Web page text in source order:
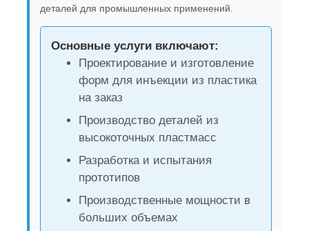
деталей для промышленных применений.
Основные услуги включают:
Проектирование и изготовление
форм для инъекции из пластика
на заказ
Производство деталей из
высокоточных пластмасс
Разработка и испытания
прототипов
Производственные мощности в
больших объемах